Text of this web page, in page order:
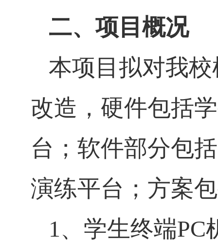
二、项目概况
本项目拟对我
改造，硬件包括
台；软件部分包
演练平台；方案
1、学生终端PC